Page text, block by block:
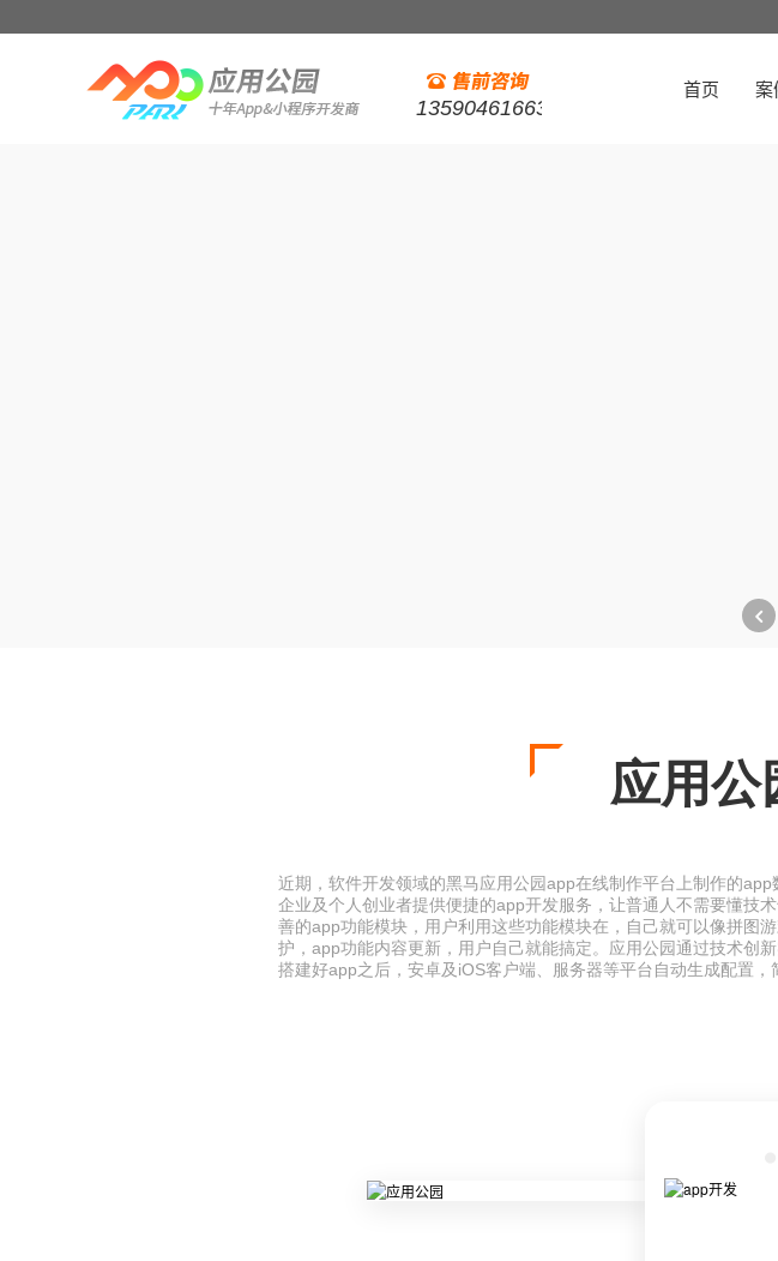
13590461663
首页 案
应用
近期，软件开发领域的黑马应用公园app在线制作平台上制作的
企业及个人创业者提供便捷的app开发服务，让普通人不需要懂技
善的app功能模块，用户利用这些功能模块在，自己就可以像拼图
护，app功能内容更新，用户自己就能搞定。应用公园通过技术创
搭建好app之后，安卓及iOS客户端、服务器等平台自动生成配置，